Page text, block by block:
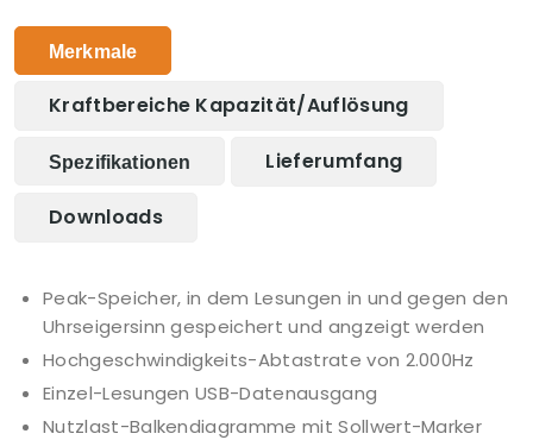
Merkmale
Kraftbereiche Kapazität/Auflösung
Spezifikationen Lieferumfang
Downloads
Peak-Speicher, in dem Lesungen in und gegen den
Uhrseigersinn gespeichert und angzeigt werden
Hochgeschwindigkeits-Abtastrate von 2.000Hz
Einzel-Lesungen USB-Datenausgang
Nutzlast-Balkendiagramme mit Sollwert-Marker